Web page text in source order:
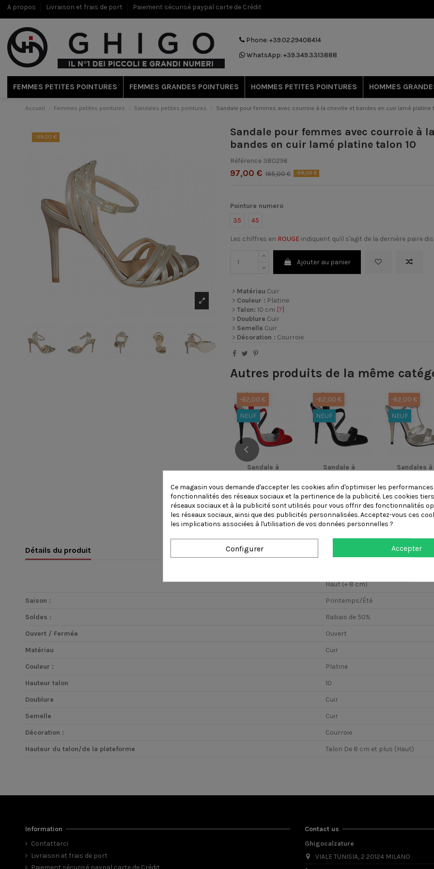
A propos Livraison et frais de port Paiement sécurisé paypal carte de Crèdit
Phone: +39.02.29408414
WhatsApp: +39.349.3313888
FEMMES PETITES POINTURES FEMMES GRANDES POINTURES HOMMES PETITES POINTURES HOMMES
Accueil Femmes petites pointures Sandales petites pointures Sandale pour femmes avec courroie à la cheville et bandes en cuir lamé platine
-98,00 €
Sandale pour femmes avec courroie à
bandes en cuir lamé platine talon 10
Référence 380296
97,00 € 195,00 € -98,00 €
Pointure numero
35
45
Les chiffres en ROUGE indiquent qu'il s'agit de la dernière paire
Ajouter au panier
> Matériau Cuir
> Couleur : Platine
>Talon: 10 cm [?]
> Doublure Cuir
> Semelle Cuir
> Décoration : Courroie
Autres produits de la même
Sandale à
daim rouge avec...
-62,00 €
NEUF
Sandale à
daim noir avec...
-62,00 €
NEUF
Sandales à
femmes
-62,00 €
NEUF
Détails du produit
Haut (+ 8 cm)
Saison :
Printemps/Été
Soldes :
Rabais de 50%
Ouvert / Fermée
Ouvert
Matériau
Cuir
Couleur :
Platine
Hauteur talon
10
Doublure
Cuir
Semelle
Cuir
Décoration :
Courroie
Hauteur du talon/de la plateforme
Talon De 8 cm et plus (Haut)
Information
Contattarci
Livraison et frais de port
Contact us
Ghigocalzature
VIALE TUNISIA, 2 20124 MILANO
Ce magasin vous demande d'accepter les cookies afin d'optimiser les
fonctionnalités des réseaux sociaux et la pertinence de la publicité. Les cookies
réseaux sociaux et à la publicité sont utilisés pour vous offrir des fonctionnalités
les réseaux sociaux, ainsi que des publicités personnalisées. Acceptez-vous ces
les implications associées à l'utilisation de vos données personnelles ?
Accepter
Configurer